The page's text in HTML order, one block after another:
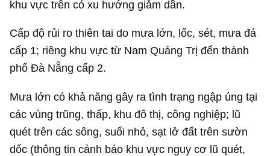
khu vực trên có xu hướng giảm dần.
Cấp độ rủi ro thiên tai do mưa lớn, lốc, sét, mưa đá
cấp 1; riêng khu vực từ Nam Quảng Trị đến thành
phố Đà Nẵng cấp 2.
Mưa lớn có khả năng gây ra tình trạng ngập úng tại
các vùng trũng, thấp, khu đô thị, công nghiệp; lũ
quét trên các sông, suối nhỏ, sạt lở đất trên sườn
dốc (thông tin cảnh báo khu vực nguy cơ lũ quét,